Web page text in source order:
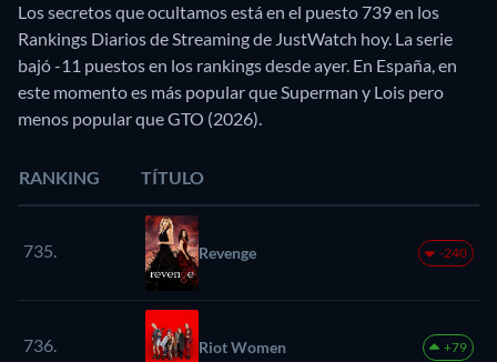
Los secretos que ocultamos está en el puesto 739 en los
Rankings Diarios de Streaming de JustWatch hoy. La serie
bajó -11 puestos en los rankings desde ayer. En España, en
este momento es más popular que Superman y Lois pero
menos popular que GTO (2026).
RANKING TÍTULO
735. Revenge -240
736. Riot Women +79